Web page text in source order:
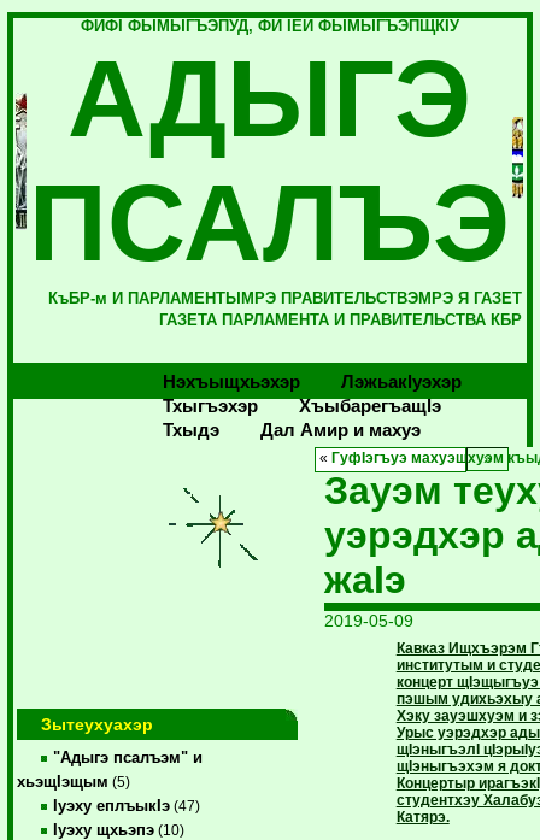
ФИФI ФЫМЫГЪЭПУД, ФИ IЕЙ ФЫМЫГЪЭПЩКIУ
АДЫГЭ
ПСАЛЪЭ
КъБР-м И ПАРЛАМЕНТЫМРЭ ПРАВИТЕЛЬСТВЭМРЭ Я ГАЗЕТ
ГАЗЕТА ПАРЛАМЕНТА И ПРАВИТЕЛЬСТВА КБР
Нэхъыщхьэхэр
Лэжьакlуэхэр
Тхыгъэхэр
Хъыбарегъащlэ
Тхыдэ
Дал Амир и махуэ
Зытеухуахэр
"Адыгэ псалъэм" и
хьэщIэщым (5)
Iуэху еплъыкIэ (47)
Iуэху щхьэпэ (10)
« ГуфIэгъуэ махуэшхуэм
Зауэм
уэрэдхэр
жаIэ
2019-05-09
Кавказ Ищхъэрэм
институтым и
концерт
пэшым удихьэхыу
Хэку зауэшхуэм и
Урыс уэрэдхэр
щIэныгъэлI
щIэныгъэхэм я
Концертыр
студентхэу
Катярэ.